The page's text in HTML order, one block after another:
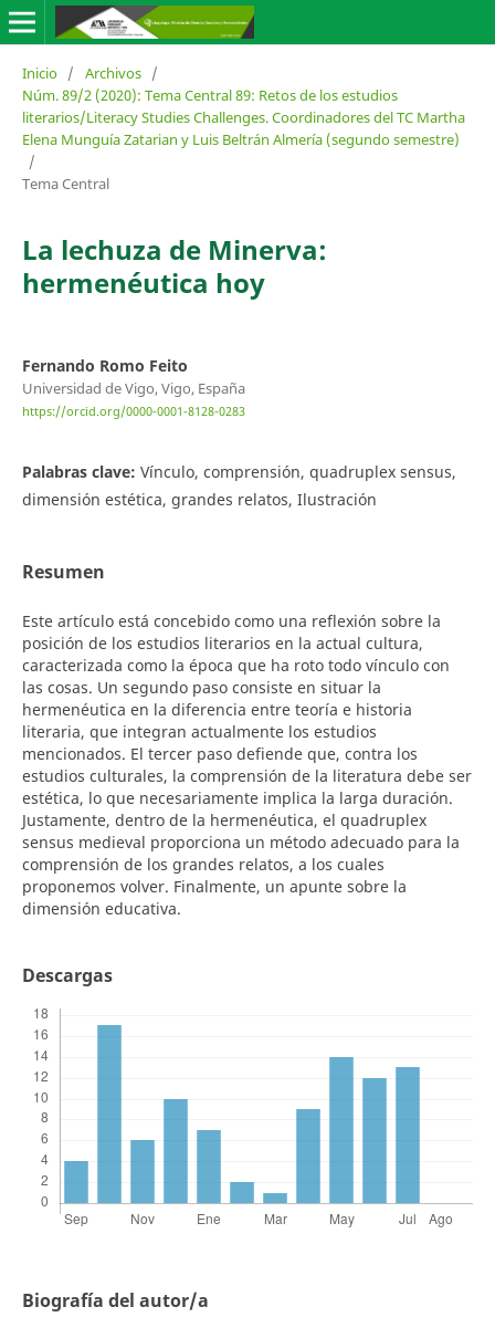
Inicio / Archivos /
Núm. 89/2 (2020): Tema Central 89: Retos de los estudios
literarios/Literacy Studies Challenges. Coordinadores del TC Martha
Elena Munguía Zatarian y Luis Beltrán Almería (segundo semestre)
/
Tema Central
La lechuza de Minerva:
hermenéutica hoy
Fernando Romo Feito
Universidad de Vigo, Vigo, España
https://orcid.org/0000-0001-8128-0283
Palabras clave: Vínculo, comprensión, quadruplex sensus,
dimensión estética, grandes relatos, Ilustración
Resumen
Este artículo está concebido como una reflexión sobre la
posición de los estudios literarios en la actual cultura,
caracterizada como la época que ha roto todo vínculo con
las cosas. Un segundo paso consiste en situar la
hermenéutica en la diferencia entre teoría e historia
literaria, que integran actualmente los estudios
mencionados. El tercer paso defiende que, contra los
estudios culturales, la comprensión de la literatura debe ser
estética, lo que necesariamente implica la larga duración.
Justamente, dentro de la hermenéutica, el quadruplex
sensus medieval proporciona un método adecuado para la
comprensión de los grandes relatos, a los cuales
proponemos volver. Finalmente, un apunte sobre la
dimensión educativa.
Descargas
Biografía del autor/a